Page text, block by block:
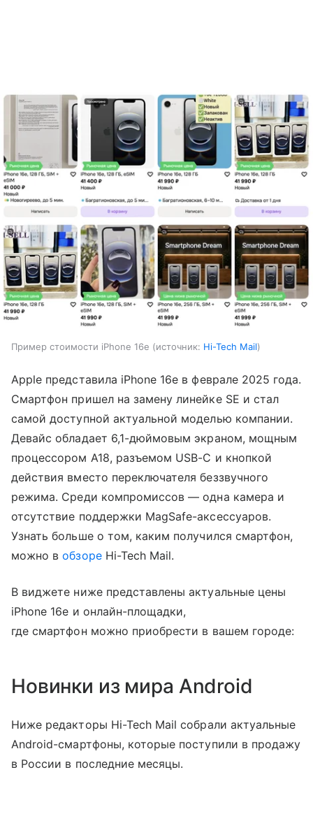
Пример стоимости iPhone 16e источник: Hi-Tech Mail
Apple представила iPhone 16e в феврале 2025 года.
Смартфон пришел на замену линейке SE и стал
самой доступной актуальной моделью компании.
Девайс обладает 6,1-дюймовым экраном, мощным
процессором A18, разъемом USB-C и кнопкой
действия вместо переключателя беззвучного
режима. Среди компромиссов — одна камера и
отсутствие поддержки MagSafe-аксессуаров.
Узнать больше о том, каким получился смартфон,
можно вобзореHi-Tech Mail.
В виджете ниже представлены актуальные цены
iPhone 16e и онлайн-площадки,
где смартфон можно приобрести в вашем городе:
Новинки из мира Android
Ниже редакторы Hi-Tech Mail собрали актуальные
Android-смартфоны, которые поступили в продажу
в России в последние месяцы.